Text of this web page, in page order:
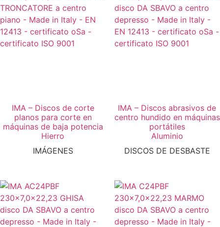
IMA – Discos de corte
planos para corte en
máquinas de baja potencia
Hierro
IMÁGENES
IMA – Discos abrasivos de
centro hundido en máquinas
portátiles
Aluminio
DISCOS DE DESBASTE